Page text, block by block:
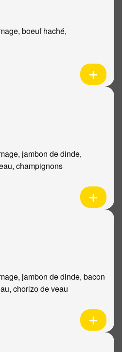
boeuf haché,
jambon de dinde,
champignons
jambon de dinde, bacon
chorizo de veau